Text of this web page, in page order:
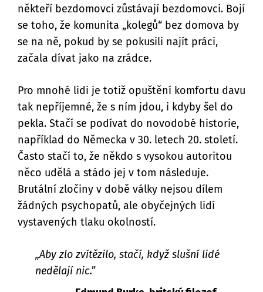
někteří bezdomovci zůstávají bezdomovci. Bojí
se toho, že komunita „kolegů“ bez domova by
se na ně, pokud by se pokusili najít práci,
začala dívat jako na zrádce.
Pro mnohé lidi je totiž opuštění komfortu davu
tak nepříjemné, že s ním jdou, i kdyby šel do
pekla. Stačí se podívat do novodobé historie,
například do Německa v 30. letech 20. století.
Často stačí to, že někdo s vysokou autoritou
něco udělá a stádo jej v tom následuje.
Brutální zločiny v době války nejsou dílem
žádných psychopatů, ale obyčejných lidí
vystavených tlaku okolností.
„Aby zlo zvítězilo, stačí, když slušní lidé
nedělají nic.”